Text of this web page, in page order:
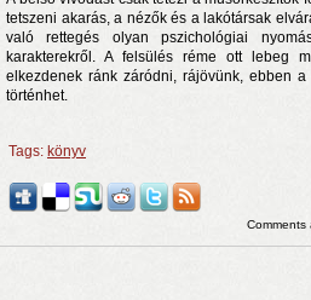
tetszeni akarás, a nézők és a lakótársak
való rettegés olyan pszichológiai
karakterekről. A felsülés réme ott lebeg
elkezdenek ránk záródni, rájövünk, ebben
történhet.
Tags: könyv
Comments